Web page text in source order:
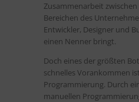
Zusammenarbeit
Bereichen des
Entwickler, Designer und
einen Nenner bringt.
Doch eines der größten
schnelles Vorankommen
Programmierung. Durch
manuellen